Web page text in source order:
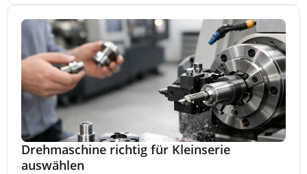
Drehmaschine richtig für Kleinserie
auswählen